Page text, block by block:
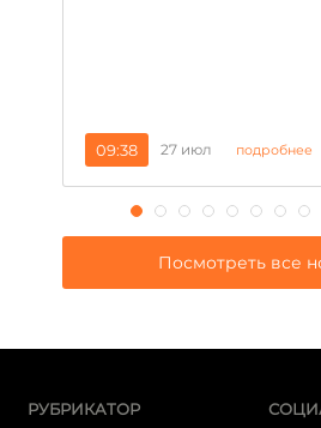
09:38 27 июл подробнее
Посмотреть все
РУБРИКАТОР